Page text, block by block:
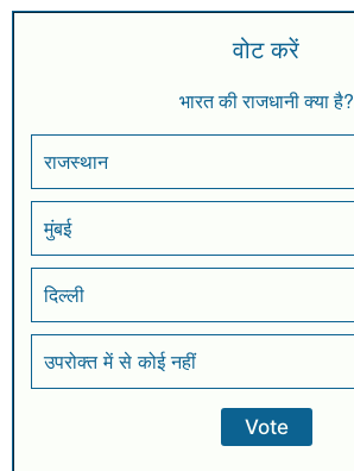
वोट करें
भारत की राजधानी क्या है?
राजस्थान
मुंबई
दिल्ली
उपरोक्त में से कोई नहीं